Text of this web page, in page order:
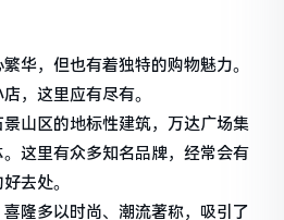
华，但也有着独特的购物魅力。
，这里应有尽有。
山区的地标性建筑，万达广场集
这里有众多知名品牌，经常会有
去处。
隆多以时尚、潮流著称，吸引了